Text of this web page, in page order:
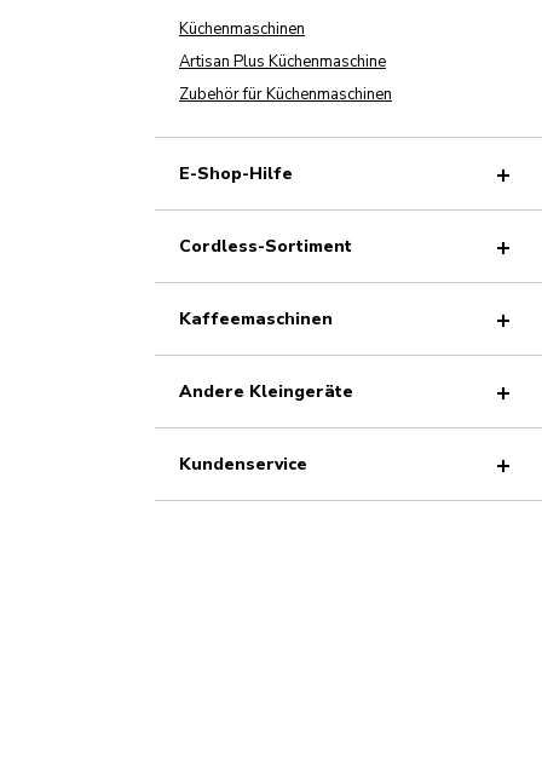
Küchenmaschinen
Artisan Plus Küchenmaschine
Zubehör für Küchenmaschinen
E-Shop-Hilfe
Cordless-Sortiment
Kaffeemaschinen
Andere Kleingeräte
Kundenservice